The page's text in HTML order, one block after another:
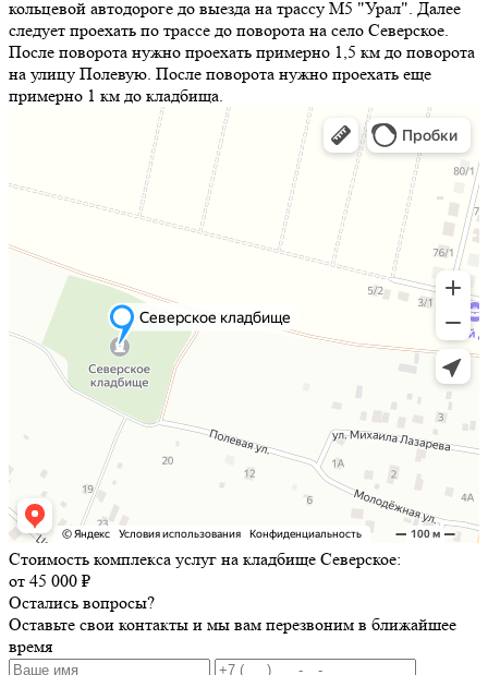
кольцевой автодороге до выезда на трассу М5 "Урал". Далее
следует проехать по трассе до поворота на село Северское.
После поворота нужно проехать примерно 1,5 км до поворота
на улицу Полевую. После поворота нужно проехать еще
примерно 1 км до кладбища.
Стоимость комплекса услуг на кладбище Северское:
от 45 000 ₽
Остались вопросы?
Оставьте свои контакты и мы вам перезвоним в ближайшее
время